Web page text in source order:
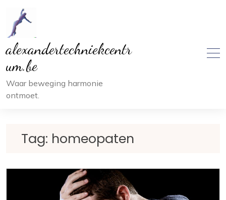
inhoud
alexandertechniekcentr
um.be
Waar beweging harmonie
ontmoet.
Tag: homeopaten